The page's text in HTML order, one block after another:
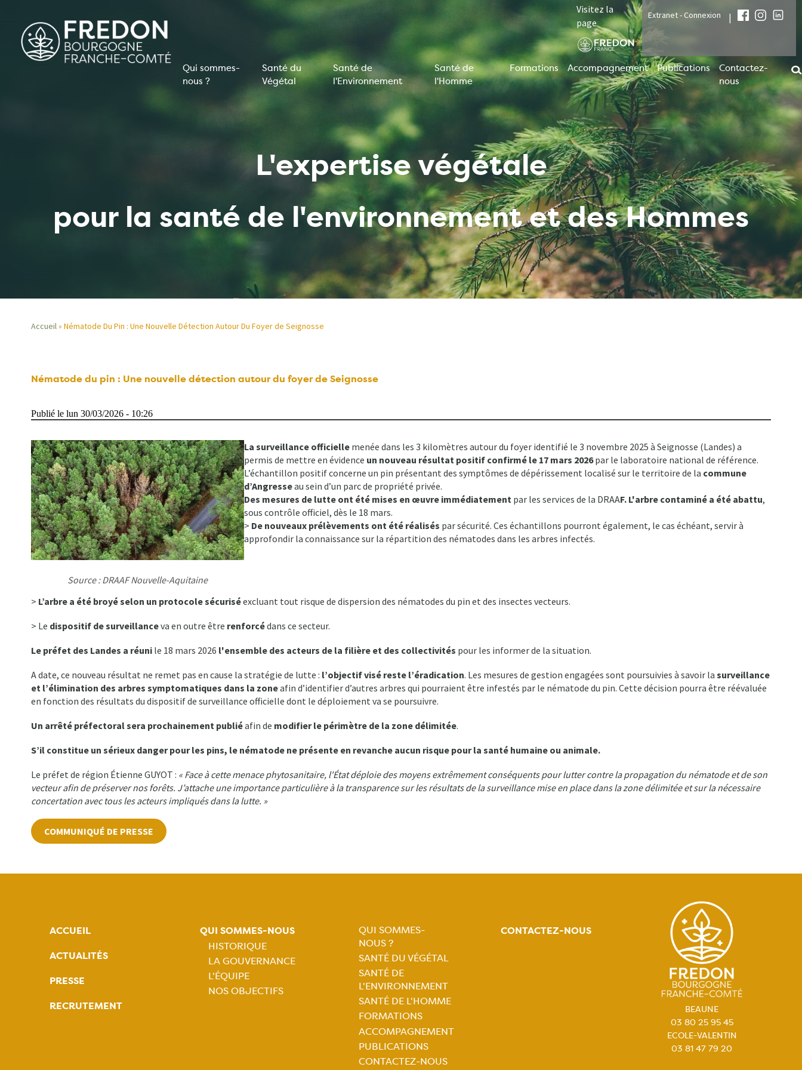
contenu
principal
Visitez la
page
Extranet - Connexion |
Navigation
principale
Qui sommes-
nous ?
Santé du
Végétal
Santé de
l'Environnement
Santé de
l'Homme
Formations Accompagnement Publications
Contactez-
nous
L'expertise végétale
pour la santé de l'environnement et des Hommes
d'Ariane
Accueil Nématode Du Pin : Une Nouvelle Détection Autour Du Foyer de Seignosse
Nématode du pin : Une nouvelle détection autour du foyer de Seignosse
Publié le lun 30/03/2026 - 10:26
Source : DRAAF Nouvelle-Aquitaine
La surveillance officielle menée dans les 3 kilomètres autour du foyer identifié le 3 novembre 2025 à Seignosse (Landes) a
permis de mettre en évidence un nouveau résultat positif confirmé le 17 mars 2026par le laboratoire national de référence.
L’échantillon positif concerne un pin présentant des symptômes de dépérissement localisé sur le territoire de la commune
d’Angresseau sein d’un parc de propriété privée.
Des mesures de lutte ont été mises en œuvre immédiatement par les services de la DRAAF. L'arbre contaminé a été abattu,
sous contrôle officiel, dès le 18 mars.
> De nouveaux prélèvements ont été réalisés par sécurité. Ces échantillons pourront également, le cas échéant, servir à
approfondir la connaissance sur la répartition des nématodes dans les arbres infectés.
> L’arbre a été broyé selon un protocole sécuriséexcluant tout risque de dispersion des nématodes du pin et des insectes vecteurs.
> Le dispositif de surveillanceva en outre être renforcédans ce secteur.
Le préfet des Landes a réuni le 18 mars 2026 l'ensemble des acteurs de la filière et des collectivités pour les informer de la situation.
A date, ce nouveau résultat ne remet pas en cause la stratégie de lutte : l’objectif visé reste l’éradication. Les mesures de gestion engagées sont poursuivies à savoir la surveillance
et l’élimination des arbres symptomatiques dans la zoneafin d’identifier d’autres arbres qui pourraient être infestés par le nématode du pin. Cette décision pourra être réévaluée
en fonction des résultats du dispositif de surveillance officielle dont le déploiement va se poursuivre.
Un arrêté préfectoral sera prochainement publiéafin de modifier le périmètre de la zone délimitée.
S’il constitue un sérieux danger pour les pins, le nématode ne présente en revanche aucun risque pour la santé humaine ou animale.
Le préfet de région Étienne GUYOT : « Face à cette menace phytosanitaire, l'État déploie des moyens extrêmement conséquents pour lutter contre la propagation du nématode et de son
vecteur afin de préserver nos forêts. J’attache une importance particulière à la transparence sur les résultats de la surveillance mise en place dans la zone délimitée et sur la nécessaire
concertation avec tous les acteurs impliqués dans la lutte. »
COMMUNIQUÉ DE PRESSE
ACCUEIL
ACTUALITÉS
PRESSE
RECRUTEMENT
QUI SOMMES-NOUS
Navigation
principale
HISTORIQUE
LA GOUVERNANCE
L'ÉQUIPE
NOS OBJECTIFS
Navigation
principale
QUI SOMMES-
NOUS ?
SANTÉ DU VÉGÉTAL
SANTÉ DE
L'ENVIRONNEMENT
SANTÉ DE L'HOMME
FORMATIONS
ACCOMPAGNEMENT
PUBLICATIONS
CONTACTEZ-NOUS
CONTACTEZ-NOUS
BEAUNE
03 80 25 95 45
ECOLE-VALENTIN
03 81 47 79 20